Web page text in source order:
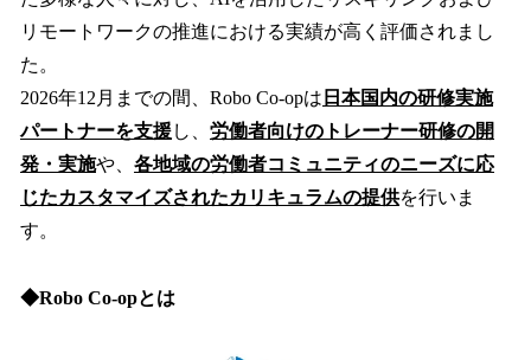
リモートワークの推進における実績が高く評価されまし
た。
2026年12月までの間、Robo Co-opは 日本国内の研修実施
パートナーを支援し、 労働者向けのトレーナー研修の開
発・実施や、 各地域の労働者コミュニティのニーズに応
じたカスタマイズされたカリキュラムの提供を行いま
す。
◆Robo Co-opとは